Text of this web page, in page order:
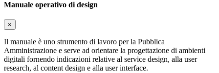
Manuale operativo di design
×
Il manuale è uno strumento di lavoro per la Pubblica
Amministrazione e serve ad orientare la progettazione di ambienti
digitali fornendo indicazioni relative al service design, alla user
research, al content design e alla user interface.